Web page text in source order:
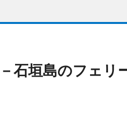
石垣島のフェリ